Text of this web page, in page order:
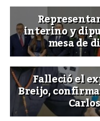
interino y
mesa de
Falleció el
Breijo,